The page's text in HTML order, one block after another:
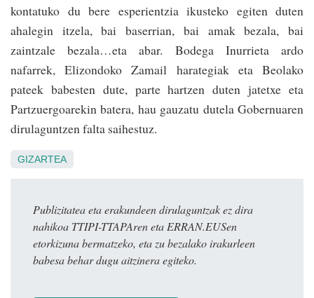
kontatuko du bere esperientzia ikusteko egiten duten
ahalegin itzela, bai baserrian, bai amak bezala, bai
zaintzale bezala…eta abar. Bodega Inurrieta ardo
nafarrek, Elizondoko Zamail harategiak eta Beolako
pateek babesten dute, parte hartzen duten jatetxe eta
Partzuergoarekin batera, hau gauzatu dutela Gobernuaren
dirulaguntzen falta saihestuz.
GIZARTEA
Publizitatea eta erakundeen dirulaguntzak ez dira
nahikoa TTIPI-TTAPAren eta ERRAN.EUSen
etorkizuna bermatzeko, eta zu bezalako irakurleen
babesa behar dugu aitzinera egiteko.